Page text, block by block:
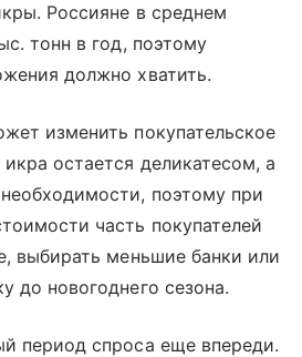
Россияне в среднем
тонн в год, поэтому
должно хватить.
изменить покупательское
остается деликатесом, а
поэтому при
часть покупателей
выбирать меньшие банки или
до новогоднего сезона.
период спроса еще впереди.